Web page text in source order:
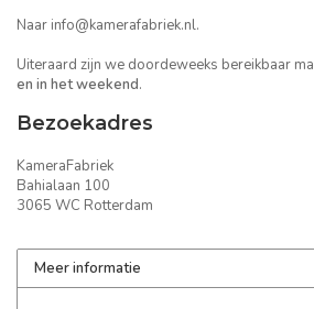
Naar info@kamerafabriek.nl.
Uiteraard zijn we doordeweeks bereikbaar
en in het weekend.
Bezoekadres
KameraFabriek
Bahialaan 100
3065 WC Rotterdam
Meer informatie